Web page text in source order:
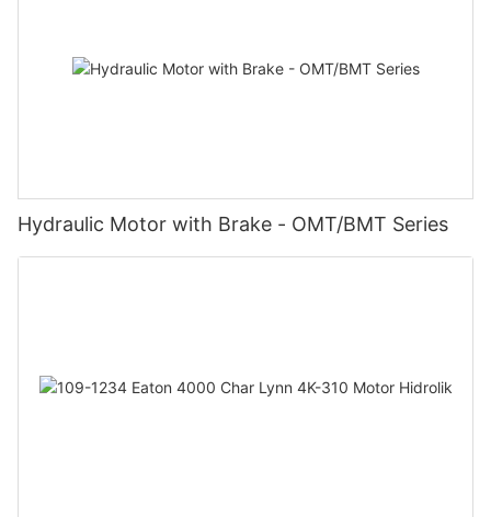
Hydraulic Motor with Brake - OMT/BMT Series